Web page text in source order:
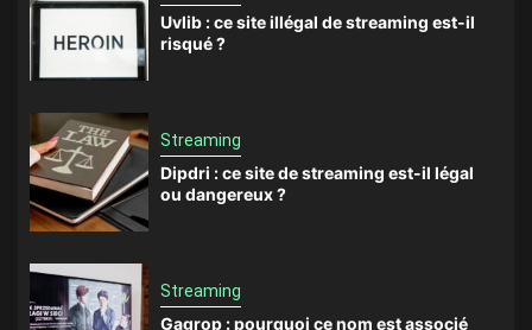
Uvlib : ce site illégal de streaming est-il
risqué ?
Streaming
Dipdri : ce site de streaming est-il légal
ou dangereux ?
Streaming
Gagrop : pourquoi ce nom est associé